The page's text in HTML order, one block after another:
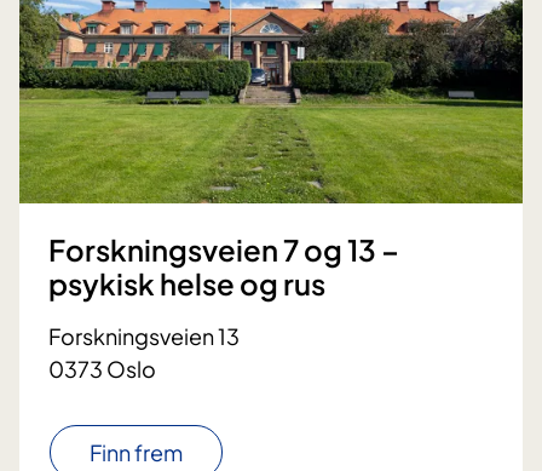
Forskningsveien 7 og 13 –
psykisk helse og rus
Forskningsveien 13
0373 Oslo
Finn frem